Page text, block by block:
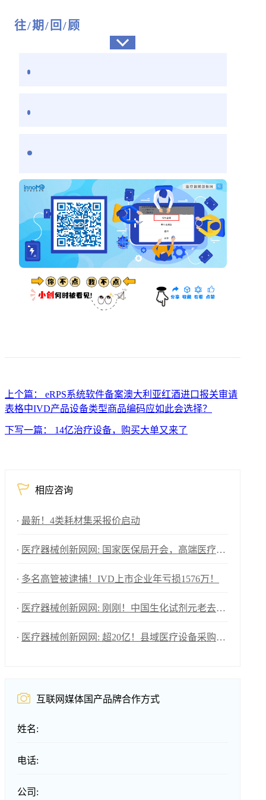
往/期/回/顾
上个篇： eRPS系统软件备案澳大利亚红酒进口报关审请
表格中IVD产品设备类型商品编码应如此会选择？
下写一篇： 14亿治疗设备，购买大单又来了
相应咨询
最新！4类耗材集采报价启动
医疗器械创新网网: 国家医保局开会，高端医疗器械重大利好
多名高管被逮捕！IVD上市企业年亏损1576万！
医疗器械创新网网: 刚刚！中国生化试剂元老去世！
医疗器械创新网网: 超20亿！县域医疗设备采购大爆发（附清单）
互联网媒体国产品牌合作方式
姓名:
电话:
公司: